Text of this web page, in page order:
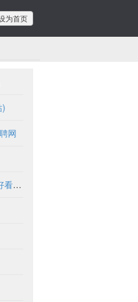
为首页
)
网
梨视频官网-做最好看的资讯短视频-Pear Video